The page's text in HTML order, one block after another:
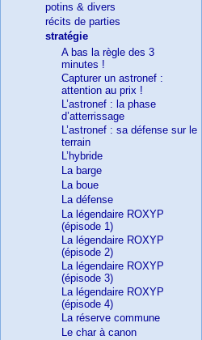
potins & divers
récits de parties
stratégie
A bas la règle des 3
minutes !
Capturer un astronef :
attention au prix !
L’astronef : la phase
d’atterrissage
L’astronef : sa défense sur le
terrain
L’hybride
La barge
La boue
La défense
La légendaire ROXYP
(épisode 1)
La légendaire ROXYP
(épisode 2)
La légendaire ROXYP
(épisode 3)
La légendaire ROXYP
(épisode 4)
La réserve commune
Le char à canon